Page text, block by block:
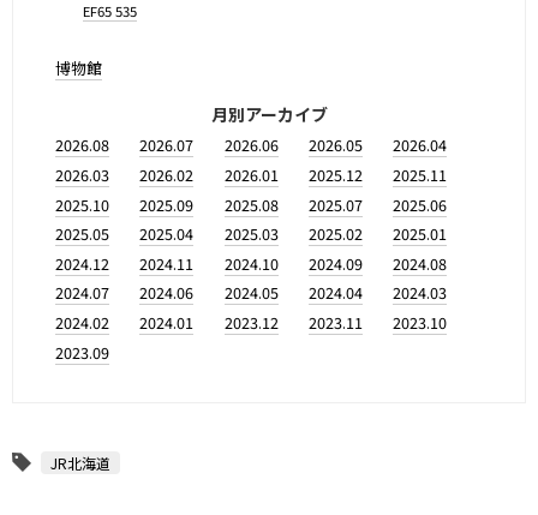
EF65 535
博物館
月別アーカイブ
2026.08 2026.07 2026.06 2026.05
2026.04
2026.03
2026.02 2026.01 2025.12
2025.11
2025.10
2025.09 2025.08 2025.07
2025.06
2025.05
2025.04 2025.03 2025.02
2025.01
2024.12
2024.11 2024.10 2024.09
2024.08
2024.07
2024.06 2024.05 2024.04
2024.03
2024.02
2024.01 2023.12 2023.11
2023.10
2023.09
JR北海道